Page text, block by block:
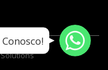
WhatsApp
WhatsApp